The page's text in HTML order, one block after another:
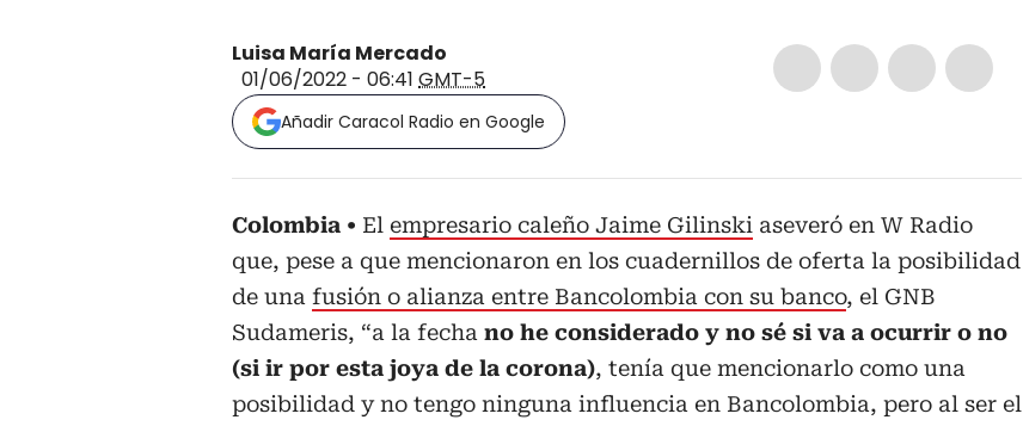
Luisa María Mercado
01/06/2022 - 06:41 GMT-5
Añadir Caracol Radio en Google
Colombia El empresario caleño Jaime Gilinski aseveró en W Radio
que, pese a que mencionaron en los cuadernillos de oferta la posibilidad
de una fusión o alianza entre Bancolombia con su banco, el GNB
Sudameris, “a la fecha no he considerado y no sé si va a ocurrir o no
(si ir por esta joya de la corona), tenía que mencionarlo como una
posibilidad y no tengo ninguna influencia en Bancolombia, pero al ser el